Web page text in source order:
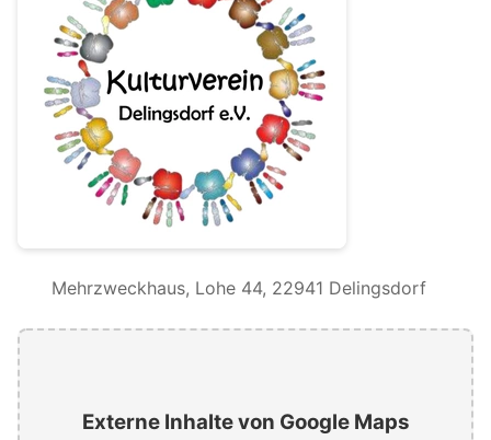
Mehrzweckhaus, Lohe 44, 22941 Delingsdorf
Externe Inhalte von Google Maps